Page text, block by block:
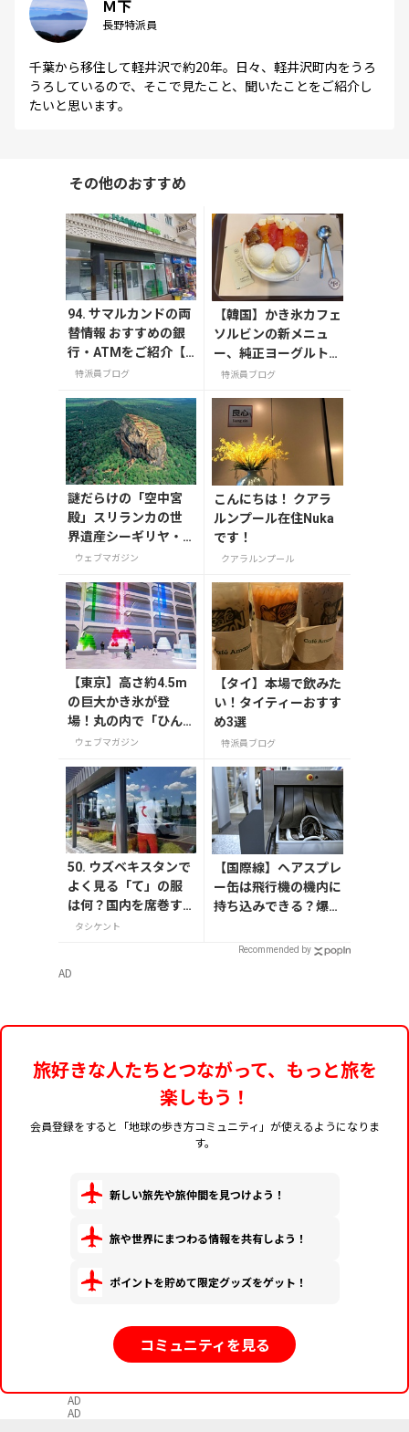
Ｍ下
長野特派員
千葉から移住して軽井沢で約20年。日々、軽井沢町内をうろ
うろしているので、そこで見たこと、聞いたことをご紹介し
たいと思います。
その他のおすすめ
94. サマルカンドの両
替情報 おすすめの銀
行・ATMをご紹介【2
023年最新情報】
特派員ブログ
【韓国】かき氷カフェ
ソルビンの新メニュ
ー、純正ヨーグルトは
ちみつグレープフルー
特派員ブログ
謎だらけの「空中宮
殿」スリランカの世
界遺産シーギリヤ・
ロック登頂に挑戦！
ウェブマガジン
こんにちは！ クアラ
ルンプール在住Nuka
です！
クアラルンプール
【東京】高さ約4.5m
の巨大かき氷が登
場！丸の内で「ひん
やりＫＩＴＴＥ」が8
ウェブマガジン
【タイ】本場で飲みた
い！タイティーおすす
め3選
特派員ブログ
50. ウズベキスタンで
よく見る「て」の服
は何？国内を席巻す
るブランド7SABER直
タシケント
【国際線】ヘアスプレ
ー缶は飛行機の機内に
持ち込みできる？爆発
Recommended by
AD
旅好きな人たちとつながって、もっと旅を
楽しもう！
会員登録をすると「地球の歩き方コミュニティ」が使えるようになりま
す。
新しい旅先や旅仲間を見つけよう！
旅や世界にまつわる情報を共有しよう！
ポイントを貯めて限定グッズをゲット！
コミュニティを見る
AD
AD